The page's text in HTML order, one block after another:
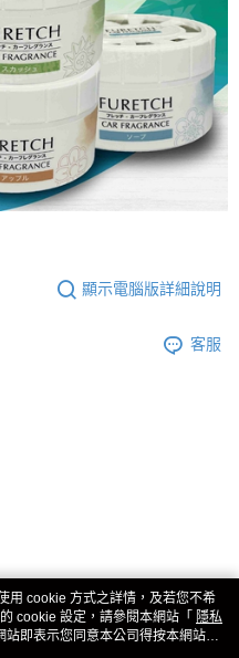
顯示電腦版詳細說明
客服
用 cookie 方式之詳情，及若您不希
cookie 設定，請參閱本網站「 隱私
站即表示您同意本公司得按本網站使